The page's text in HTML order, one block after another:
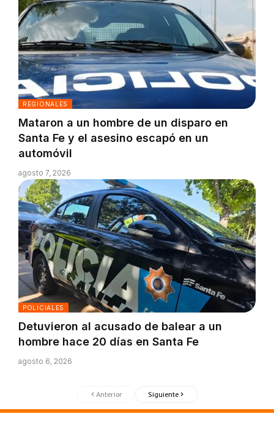
REGIONALES
Mataron a un hombre de un disparo en
Santa Fe y el asesino escapó en un
automóvil
agosto 7, 2026
POLICIALES
Detuvieron al acusado de balear a un
hombre hace 20 días en Santa Fe
agosto 6, 2026
Anterior Siguiente